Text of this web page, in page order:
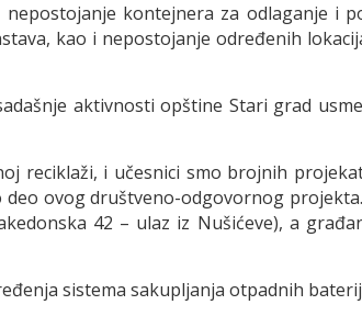
kontejnera za odlaganje i
kao i nepostojanje određenih
aktivnosti opštine Stari grad
reciklaži, i učesnici smo brojnih
ovog društveno-odgovornog
42 – ulaz iz Nušićeve), a
sistema sakupljanja otpadnih